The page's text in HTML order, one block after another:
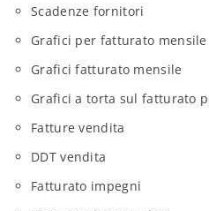
Scadenze fornitori
Grafici per fatturato mensile
Grafici fatturato mensile
Grafici a torta sul fatturato
Fatture vendita
DDT vendita
Fatturato impegni